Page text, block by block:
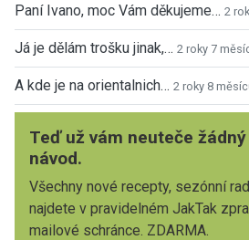
Paní Ivano, moc Vám děkujeme… 2
Já je dělám trošku jinak,… 2 roky 7
A kde je na orientalnich… 2 roky 8
Teď už vám neuteče
návod.
Všechny nové recepty, sezónní
najdete v pravidelném JakTak
mailové schránce. ZDARMA.